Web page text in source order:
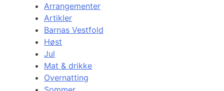
Arrangementer
Artikler
Barnas Vestfold
Høst
Jul
Mat & drikke
Overnatting